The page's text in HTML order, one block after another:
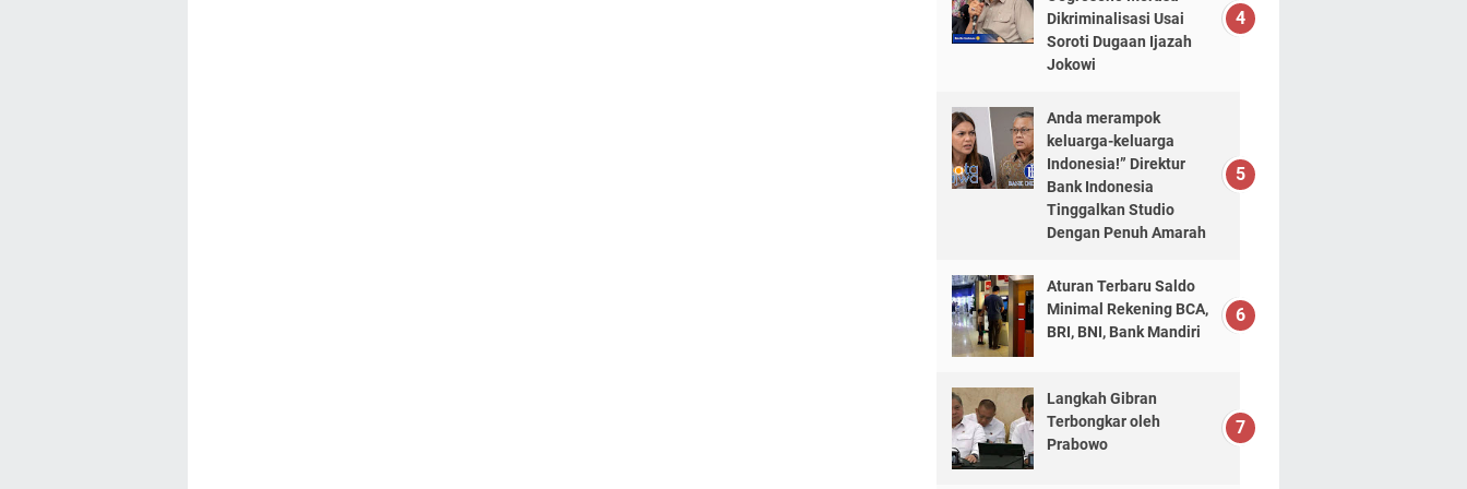
Dikriminalisasi Usai
Soroti Dugaan Ijazah
Jokowi
Anda merampok
keluarga-keluarga
Indonesia!” Direktur
Bank Indonesia
Tinggalkan Studio
Dengan Penuh Amarah
Aturan Terbaru Saldo
Minimal Rekening BCA,
BRI, BNI, Bank Mandiri
Langkah Gibran
Terbongkar oleh
Prabowo